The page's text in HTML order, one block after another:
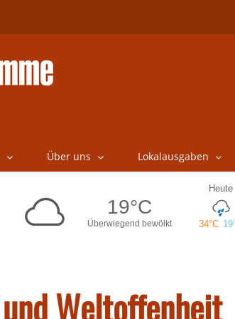
Über uns Lokalausgaben
Weltoffenheit